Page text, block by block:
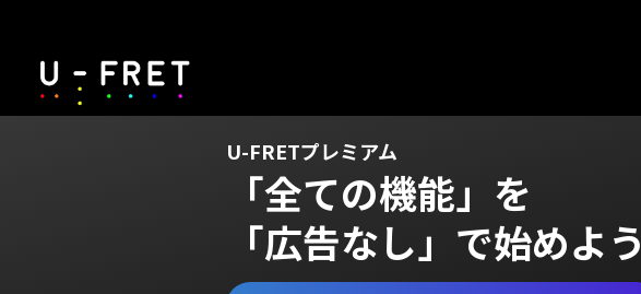
U-FRETプレミアム
「全ての機能」を
「広告なし」で始めよう